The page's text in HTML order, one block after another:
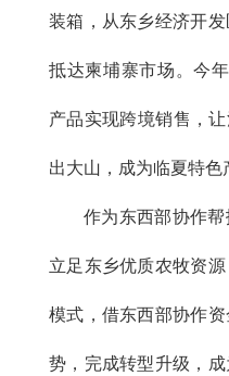
装箱，从东乡经济开
抵达柬埔寨市场。今
产品实现跨境销售，
出大山，成为临夏特色
作为东西部协作
立足东乡优质农牧资
模式，借东西部协作
势，完成转型升级，